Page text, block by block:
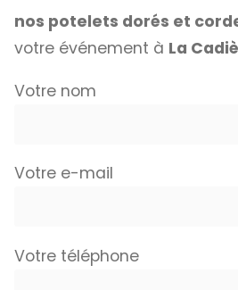
nos potelets dorés et
votre événement à La
Votre nom
Votre e-mail
Votre téléphone